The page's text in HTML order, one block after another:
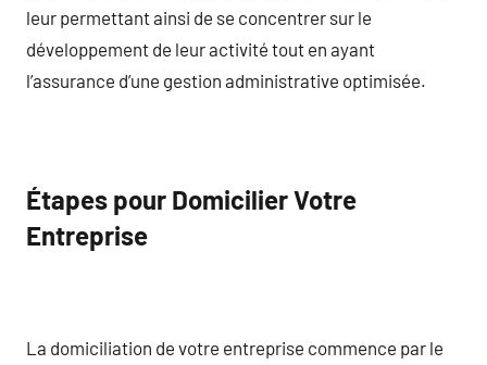
leur permettant ainsi de se concentrer sur le
développement de leur activité tout en ayant
l’assurance d’une gestion administrative optimisée.
Étapes pour Domicilier Votre
Entreprise
La domiciliation de votre entreprise commence par le